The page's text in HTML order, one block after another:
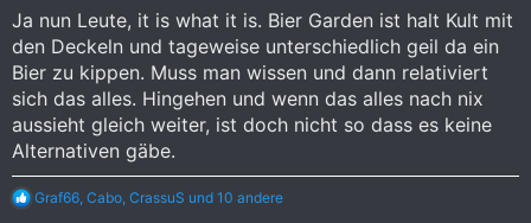
Ja nun Leute, it is what it is. Bier Garden ist halt Kult mit
den Deckeln und tageweise unterschiedlich geil da ein
Bier zu kippen. Muss man wissen und dann relativiert
sich das alles. Hingehen und wenn das alles nach nix
aussieht gleich weiter, ist doch nicht so dass es keine
Alternativen gäbe.
R
Graf66 Cabo CrassuS und 10 andere